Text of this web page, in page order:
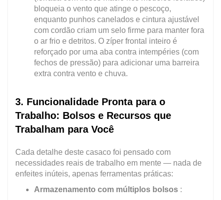
bloqueia o vento que atinge o pescoço,
enquanto punhos canelados e cintura ajustável
com cordão criam um selo firme para manter fora
o ar frio e detritos. O zíper frontal inteiro é
reforçado por uma aba contra intempéries (com
fechos de pressão) para adicionar uma barreira
extra contra vento e chuva.
3. Funcionalidade Pronta para o
Trabalho: Bolsos e Recursos que
Trabalham para Você
Cada detalhe deste casaco foi pensado com
necessidades reais de trabalho em mente — nada de
enfeites inúteis, apenas ferramentas práticas:
Armazenamento com múltiplos bolsos :